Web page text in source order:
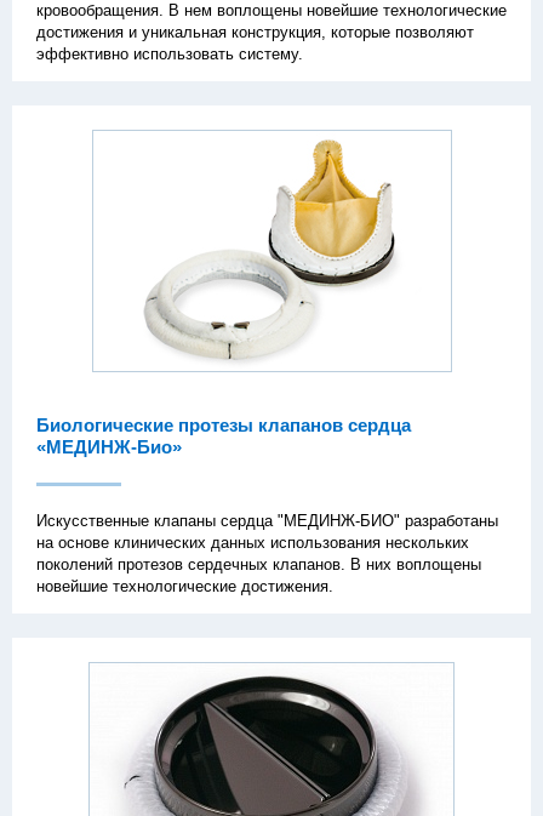
кровообращения. В нем воплощены новейшие технологические
достижения и уникальная конструкция, которые позволяют
эффективно использовать систему.
Биологические протезы клапанов сердца
«МЕДИНЖ-Био»
Искусственные клапаны сердца "МЕДИНЖ-БИО" разработаны
на основе клинических данных использования нескольких
поколений протезов сердечных клапанов. В них воплощены
новейшие технологические достижения.